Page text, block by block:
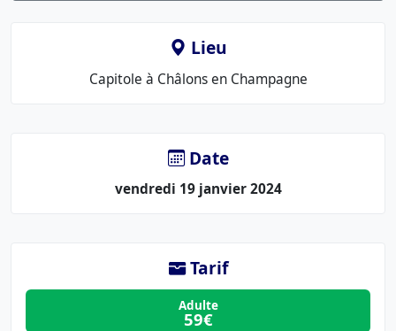
Lieu
Le
Capitole à Châlons en Champagne
Date
vendredi 19 janvier 2024
Tarif
Adulte
59€